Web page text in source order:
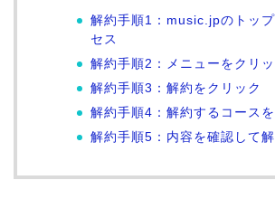
解約手順1：music.jpのトッ
セス
解約手順2：メニューをクリッ
解約手順3：解約をクリック
解約手順4：解約するコース
解約手順5：内容を確認して